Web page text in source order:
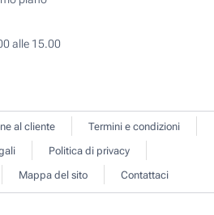
alle 15.00
al cliente
Termini e condizioni
Politica di privacy
Mappa del sito Contattaci